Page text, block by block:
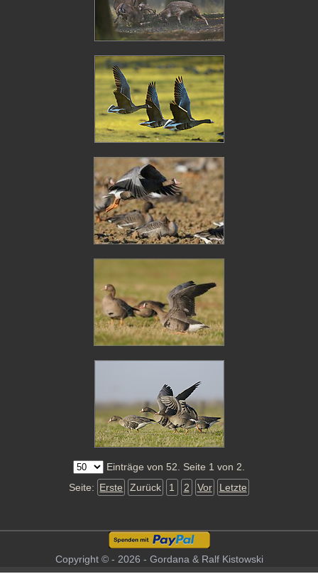
Einträge von 52. Seite 1 von 2.
Seite: Erste Zurück 1 2 Vor Letzte
Copyright © - 2026 - Gordana & Ralf Kistowski